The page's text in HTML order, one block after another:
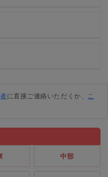
に直接ご連絡いただくか、 こ
中部